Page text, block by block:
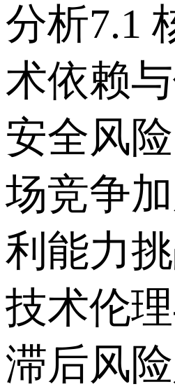
分析 7.1
术依赖
安全风险
场竞争
利能力挑
技术伦
滞后风